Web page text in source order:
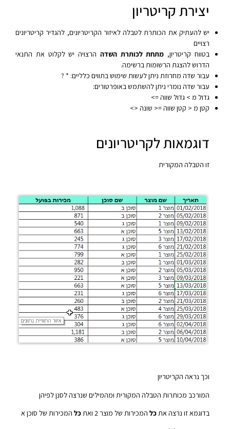
יצירת קריטריון
יש להעתיק את הכותרת לטבלה לאיזור הקריטריונים, להגדיר קריטריונים
רצויים
בטווח קריטריון, מתחת לכותרת השדה הרצויה יש לקלוט את התנאי
הדרוש להצגת הרשומות ברשימה.
עבור שדה מחרוזת ניתן לעשות שימוש בתווים כלליים: * ?
עבור שדה נומרי ניתן להשתמש באופרטורים:
גדול מ > גדול שווה =>
קטן מ < קטן שווה =< שונה <>
דוגמאות לקריטריונים
זו הטבלה המקורית
וכך נראה הקריטריון
המורכב מכותרות הטבלה המקורית ומהמילים שנרצה לסנן לפיהן
בדוגמא זו נרצה אתכל המכירות של מוצר 2 ואת כל המכירות של סוכן א